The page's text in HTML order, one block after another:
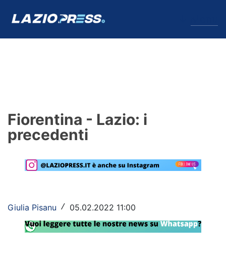
Formello
Primavera
Lazio Women
Fiorentina - Lazio: i
precedenti
Giulia Pisanu / 05.02.2022 11:00